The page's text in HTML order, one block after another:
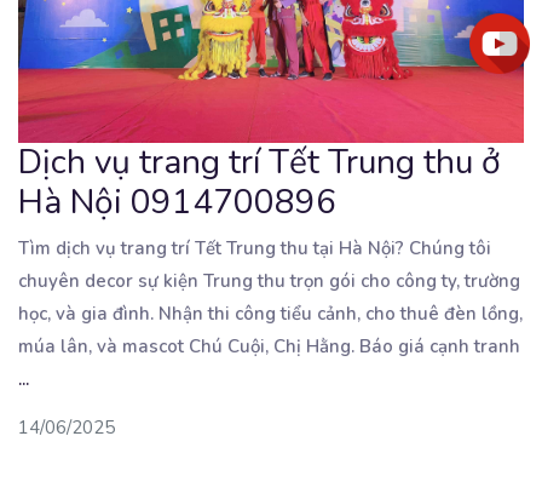
Dịch vụ trang trí Tết Trung thu ở
Hà Nội 0914700896
Tìm dịch vụ trang trí Tết Trung thu tại Hà Nội? Chúng tôi
chuyên decor sự kiện Trung thu trọn gói cho công ty, trường
học, và gia đình. Nhận thi công tiểu cảnh, cho thuê đèn lồng,
múa lân, và mascot Chú Cuội, Chị Hằng. Báo giá cạnh tranh
...
14/06/2025